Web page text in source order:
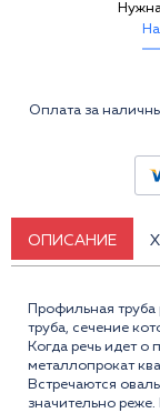
Оплата за
ОПИСАНИЕ
Профильная
труба, сечение
Когда речь идет о
металлопрокат
Встречаются
значительно